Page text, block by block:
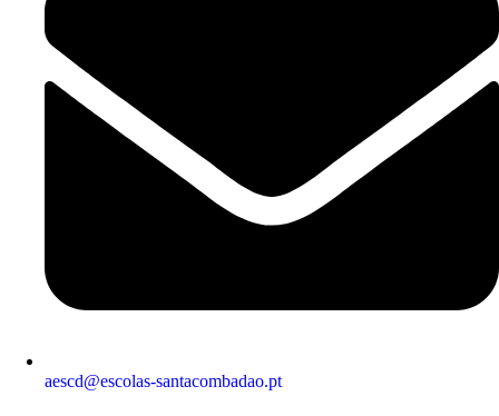
aescd@escolas-santacombadao.pt